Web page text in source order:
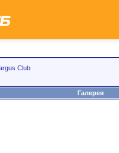
Club
Галерея